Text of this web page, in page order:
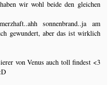
wir wohl beide den gleichen
sonnenbrand..ja am
gewundert, aber das ist wirklich
von Venus auch toll findest <3